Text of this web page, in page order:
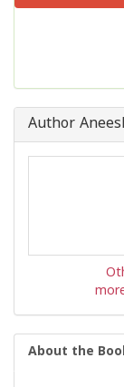
Author
About the